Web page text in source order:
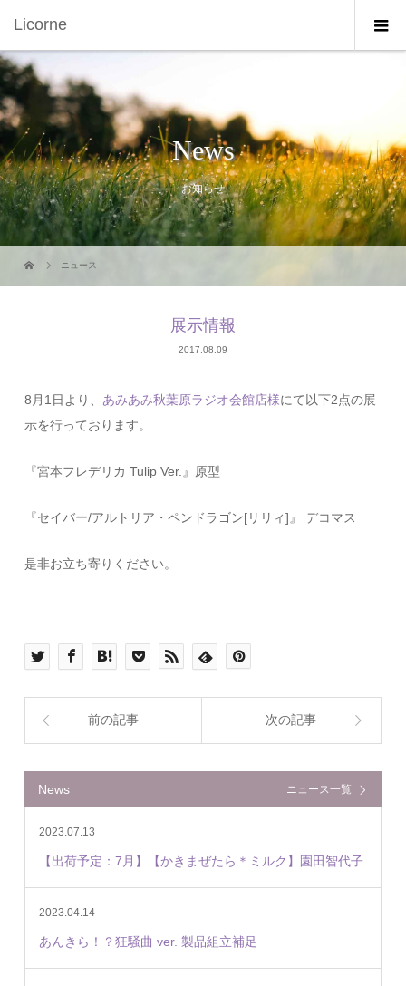
Licorne
News
お知らせ
ニュース
展示情報
2017.08.09
8月1日より、 あみあみ秋葉原ラジオ会館店様にて以下2点の展
示を行っております。
『宮本フレデリカ Tulip Ver.』原型
『セイバー/アルトリア・ペンドラゴン[リリィ]』 デコマス
是非お立ち寄りください。
前の記事 次の記事
News ニュース一覧
2023.07.13
【出荷予定：7月】【かきまぜたら＊ミルク】園田智代子
2023.04.14
あんきら！？狂騒曲 ver. 製品組立補足